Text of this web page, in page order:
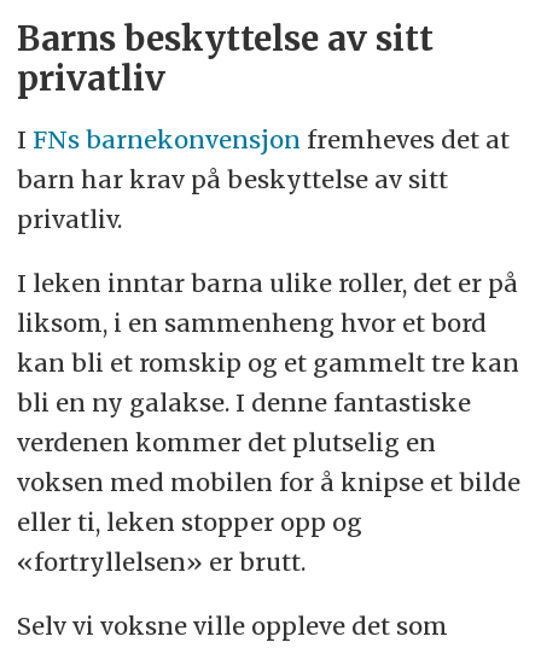
Barns beskyttelse av sitt
privatliv
I FNs barnekonvensjon fremheves det at
barn har krav på beskyttelse av sitt
privatliv.
I leken inntar barna ulike roller, det er på
liksom, i en sammenheng hvor et bord
kan bli et romskip og et gammelt tre kan
bli en ny galakse. I denne fantastiske
verdenen kommer det plutselig en
voksen med mobilen for å knipse et bilde
eller ti, leken stopper opp og
«fortryllelsen» er brutt.
Selv vi voksne ville oppleve det som